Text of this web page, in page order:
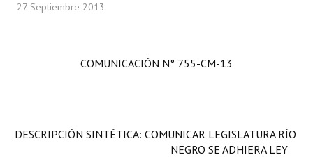
Comisiones Permanentes
LEGISLACIÓN
27 Septiembre 2013
COMUNICACIÓN N° 755-CM-13
DESCRIPCIÓN SINTÉTICA: COMUNICAR LEGISLATURA RÍO
NEGRO SE ADHIERA LEY